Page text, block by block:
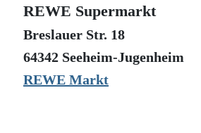
REWE Supermarkt
Breslauer Str. 18
64342 Seeheim-Jugenheim
REWE Markt